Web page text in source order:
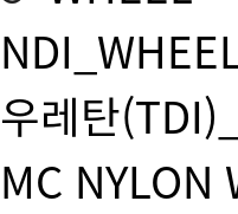
우레탄
MC NYLON